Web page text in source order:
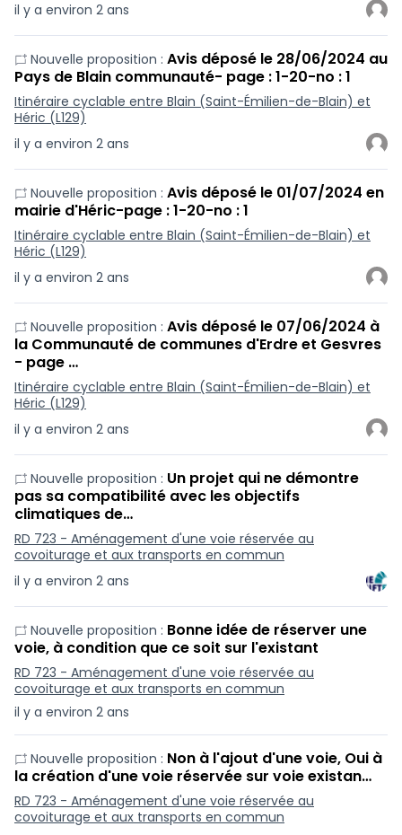
il y a environ 2 ans
il y a environ 2 ans
Nouvelle proposition : Avis déposé le 28/06/2024 au
Pays de Blain communauté- page : 1-20-no : 1
Itinéraire cyclable entre Blain (Saint-Émilien-de-Blain) et
Héric (L129)
il y a environ 2 ans
Nouvelle proposition : Avis déposé le 01/07/2024 en
mairie d'Héric-page : 1-20-no : 1
Itinéraire cyclable entre Blain (Saint-Émilien-de-Blain) et
Héric (L129)
il y a environ 2 ans
Nouvelle proposition : Avis déposé le 07/06/2024 à
la Communauté de communes d'Erdre et Gesvres
- page …
Itinéraire cyclable entre Blain (Saint-Émilien-de-Blain) et
Héric (L129)
il y a environ 2 ans
Nouvelle proposition : Un projet qui ne démontre
pas sa compatibilité avec les objectifs
climatiques de…
RD 723 - Aménagement d'une voie réservée au
covoiturage et aux transports en commun
il y a environ 2 ans
Nouvelle proposition : Bonne idée de réserver une
voie, à condition que ce soit sur l'existant
RD 723 - Aménagement d'une voie réservée au
covoiturage et aux transports en commun
Nouvelle proposition : Non à l'ajout d'une voie, Oui à
la création d'une voie réservée sur voie existan…
RD 723 - Aménagement d'une voie réservée au
covoiturage et aux transports en commun